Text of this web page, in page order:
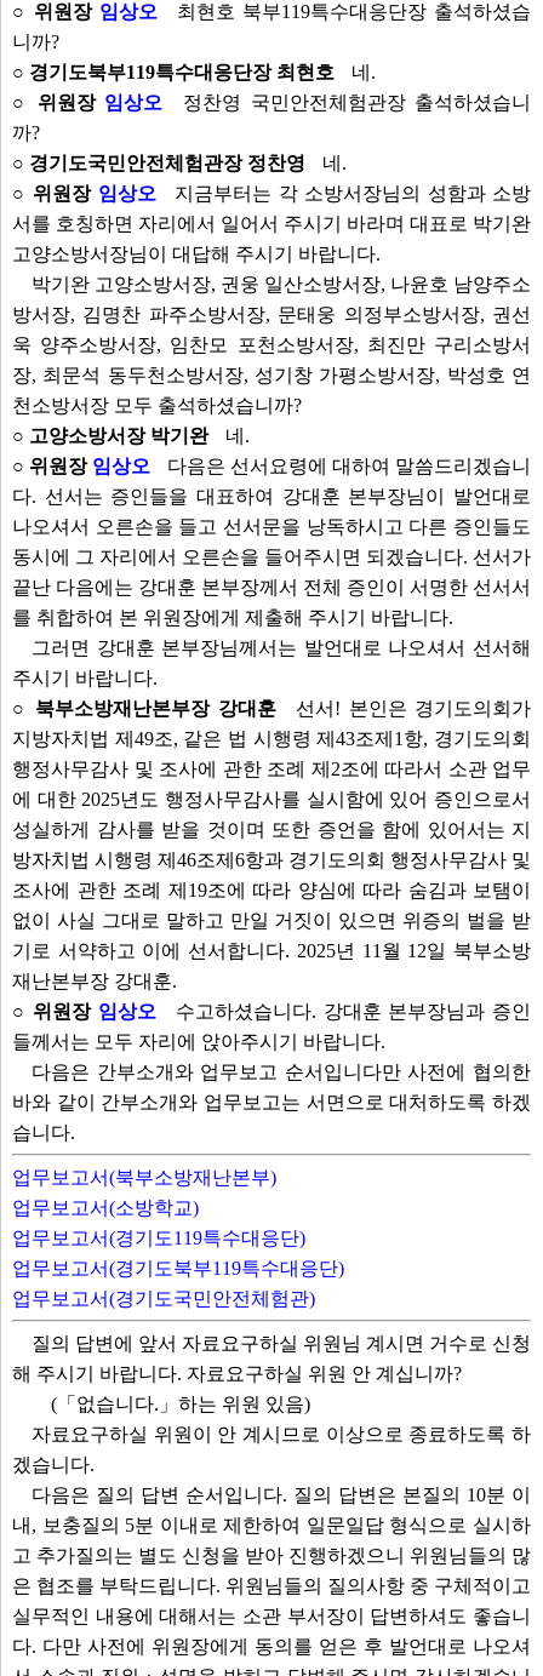
○ 위원장 임상오
최현호 북부119특수대응단장 출석하셨습
니까?
○ 경기도북부119특수대응단장 최현호
네.
○ 위원장 임상오
정찬영 국민안전체험관장 출석하셨습니
까?
○ 경기도국민안전체험관장 정찬영
네.
○ 위원장 임상오
지금부터는 각 소방서장님의 성함과 소방
서를 호칭하면 자리에서 일어서 주시기 바라며 대표로 박기완
고양소방서장님이 대답해 주시기 바랍니다.
박기완 고양소방서장, 권웅 일산소방서장, 나윤호 남양주소
방서장, 김명찬 파주소방서장, 문태웅 의정부소방서장, 권선
욱 양주소방서장, 임찬모 포천소방서장, 최진만 구리소방서
장, 최문석 동두천소방서장, 성기창 가평소방서장, 박성호 연
천소방서장 모두 출석하셨습니까?
○ 고양소방서장 박기완
네.
○ 위원장 임상오
다음은 선서요령에 대하여 말씀드리겠습니
다. 선서는 증인들을 대표하여 강대훈 본부장님이 발언대로
나오셔서 오른손을 들고 선서문을 낭독하시고 다른 증인들도
동시에 그 자리에서 오른손을 들어주시면 되겠습니다. 선서가
끝난 다음에는 강대훈 본부장께서 전체 증인이 서명한 선서서
를 취합하여 본 위원장에게 제출해 주시기 바랍니다.
그러면 강대훈 본부장님께서는 발언대로 나오셔서 선서해
주시기 바랍니다.
○ 북부소방재난본부장 강대훈
선서! 본인은 경기도의회가
지방자치법 제49조, 같은 법 시행령 제43조제1항, 경기도의회
행정사무감사 및 조사에 관한 조례 제2조에 따라서 소관 업무
에 대한 2025년도 행정사무감사를 실시함에 있어 증인으로서
성실하게 감사를 받을 것이며 또한 증언을 함에 있어서는 지
방자치법 시행령 제46조제6항과 경기도의회 행정사무감사 및
조사에 관한 조례 제19조에 따라 양심에 따라 숨김과 보탬이
없이 사실 그대로 말하고 만일 거짓이 있으면 위증의 벌을 받
기로 서약하고 이에 선서합니다. 2025년 11월 12일 북부소방
재난본부장 강대훈.
○ 위원장 임상오
수고하셨습니다. 강대훈 본부장님과 증인
들께서는 모두 자리에 앉아주시기 바랍니다.
다음은 간부소개와 업무보고 순서입니다만 사전에 협의한
바와 같이 간부소개와 업무보고는 서면으로 대처하도록 하겠
습니다.
업무보고서(북부소방재난본부)
업무보고서(소방학교)
업무보고서(경기도119특수대응단)
업무보고서(경기도북부119특수대응단)
업무보고서(경기도국민안전체험관)
질의 답변에 앞서 자료요구하실 위원님 계시면 거수로 신청
해 주시기 바랍니다. 자료요구하실 위원 안 계십니까?
(「없습니다.」하는 위원 있음)
자료요구하실 위원이 안 계시므로 이상으로 종료하도록 하
겠습니다.
다음은 질의 답변 순서입니다. 질의 답변은 본질의 10분 이
내, 보충질의 5분 이내로 제한하여 일문일답 형식으로 실시하
고 추가질의는 별도 신청을 받아 진행하겠으니 위원님들의 많
은 협조를 부탁드립니다. 위원님들의 질의사항 중 구체적이고
실무적인 내용에 대해서는 소관 부서장이 답변하셔도 좋습니
다. 다만 사전에 위원장에게 동의를 얻은 후 발언대로 나오셔